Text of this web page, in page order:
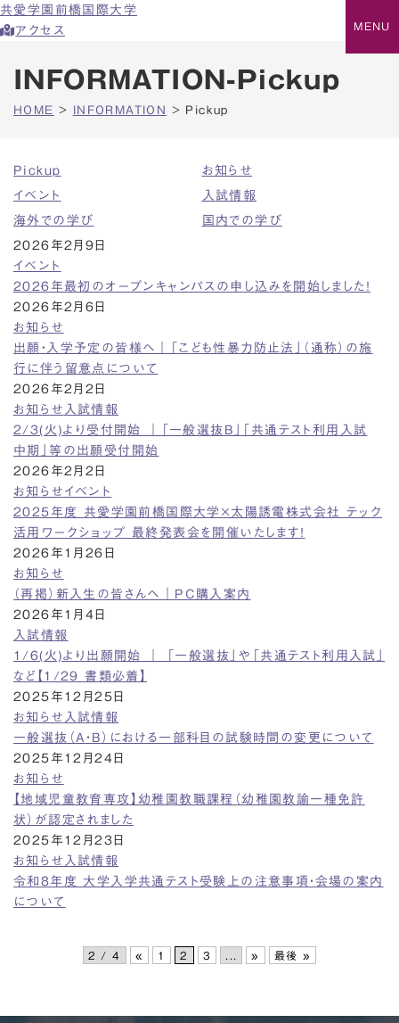
共愛学園前橋国際大学
アクセス
INFORMATION-Pickup
HOME > INFORMATION > Pickup
Pickup
お知らせ
イベント
入試情報
海外での学び
国内での学び
2026年2月9日
イベント
2026年最初のオープンキャンパスの申し込みを開始しました！
2026年2月6日
お知らせ
出願・入学予定の皆様へ｜「こども性暴力防止法」（通称）の施
行に伴う留意点について
2026年2月2日
お知らせ 入試情報
2/3(火)より受付開始 ｜「一般選抜B」「共通テスト利用入試
中期」等の出願受付開始
2026年2月2日
お知らせ イベント
2025年度 共愛学園前橋国際大学×太陽誘電株式会社 テック
活用ワークショップ 最終発表会を開催いたします！
2026年1月26日
お知らせ
（再掲）新入生の皆さんへ｜PC購入案内
2026年1月4日
入試情報
1/6(火)より出願開始 ｜ 「一般選抜」や「共通テスト利用入試」
など【1/29 書類必着】
2025年12月25日
お知らせ 入試情報
一般選抜（A・B）における一部科目の試験時間の変更について
2025年12月24日
お知らせ
【地域児童教育専攻】幼稚園教職課程（幼稚園教諭一種免許
状）が認定されました
2025年12月23日
お知らせ 入試情報
令和8年度 大学入学共通テスト受験上の注意事項・会場の案内
について
2 / 4 « 1 2 3 » 最後 »